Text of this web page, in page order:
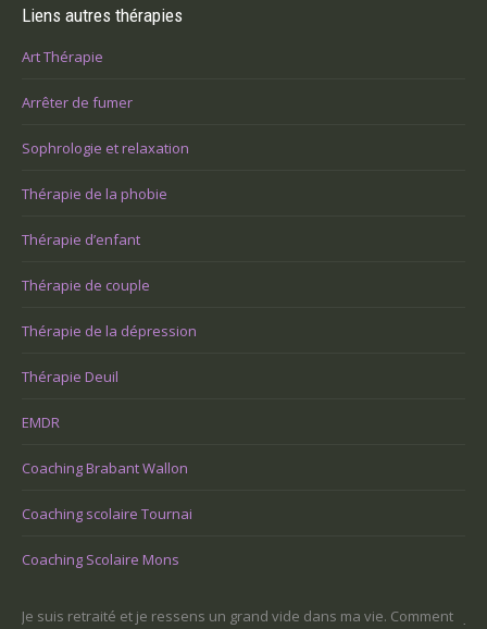
Liens autres thérapies
Art Thérapie
Arrêter de fumer
Sophrologie et relaxation
Thérapie de la phobie
Thérapie d’enfant
Thérapie de couple
Thérapie de la dépression
Thérapie Deuil
EMDR
Coaching Brabant Wallon
Coaching scolaire Tournai
Coaching Scolaire Mons
Je suis retraité et je ressens un grand vide dans ma vie. Comment